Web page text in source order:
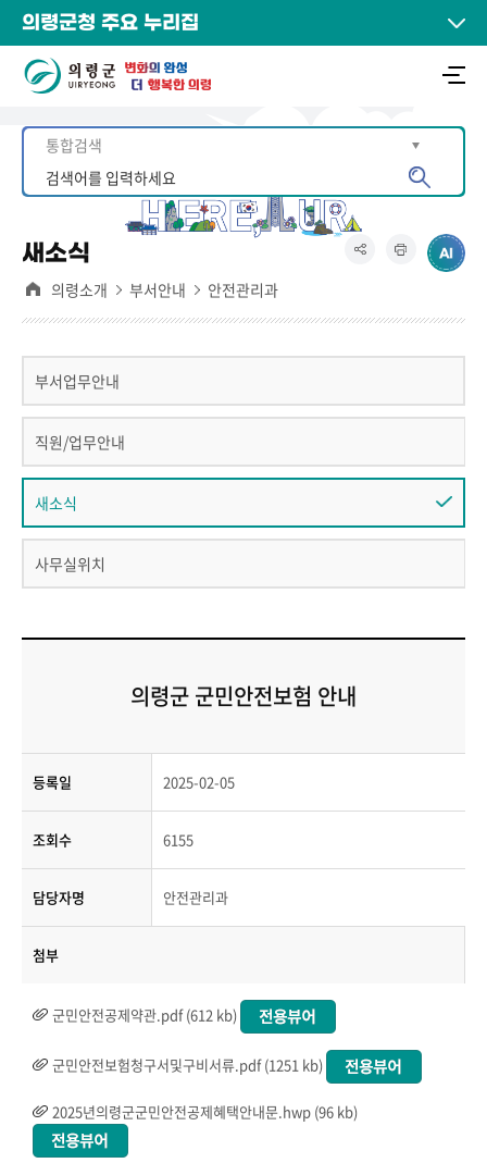
의령군청 주요 누리집
새소식
의령소개 부서안내 안전관리과
부서업무안내
직원/업무안내
새소식
사무실위치
의령군 군민안전보험 안내
등록일 2025-02-05
조회수 6155
담당자명 안전관리과
첨부
군민안전공제약관.pdf (612 kb)
군민안전보험청구서및구비서류.pdf (1251 kb)
2025년의령군군민안전공제혜택안내문.hwp (96 kb)